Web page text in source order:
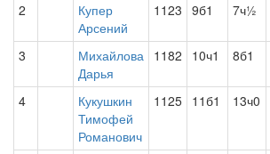
2
Купер
Арсений
1123 9б1 7ч½
3
Михайлова
Дарья
1182 10ч1 8б1
4
Кукушкин
Тимофей
Романович
1125 11б1 13ч0